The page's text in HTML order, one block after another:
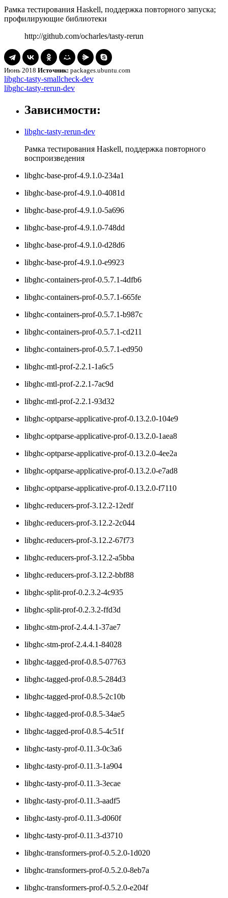
Рамка тестирования Haskell, поддержка повторного запуска;
профилирующие библиотеки
http://github.com/ocharles/tasty-rerun
Июнь 2018 Источник: packages.ubuntu.com
Навигация
по
записям
libghc-
tasty-
libghc-tasty-smallcheck-dev
libghc-
libghc-tasty-rerun-dev
Зависимости:
libghc-tasty-rerun-dev
Рамка тестирования Haskell, поддержка повторного
воспроизведения
libghc-base-prof-4.9.1.0-234a1
libghc-base-prof-4.9.1.0-4081d
libghc-base-prof-4.9.1.0-5a696
libghc-base-prof-4.9.1.0-748dd
libghc-base-prof-4.9.1.0-d28d6
libghc-base-prof-4.9.1.0-e9923
libghc-containers-prof-0.5.7.1-4dfb6
libghc-containers-prof-0.5.7.1-665fe
libghc-containers-prof-0.5.7.1-b987c
libghc-containers-prof-0.5.7.1-cd211
libghc-containers-prof-0.5.7.1-ed950
libghc-mtl-prof-2.2.1-1a6c5
libghc-mtl-prof-2.2.1-7ac9d
libghc-mtl-prof-2.2.1-93d32
libghc-optparse-applicative-prof-0.13.2.0-104e9
libghc-optparse-applicative-prof-0.13.2.0-1aea8
libghc-optparse-applicative-prof-0.13.2.0-4ee2a
libghc-optparse-applicative-prof-0.13.2.0-e7ad8
libghc-optparse-applicative-prof-0.13.2.0-f7110
libghc-reducers-prof-3.12.2-12edf
libghc-reducers-prof-3.12.2-2c044
libghc-reducers-prof-3.12.2-67f73
libghc-reducers-prof-3.12.2-a5bba
libghc-reducers-prof-3.12.2-bbf88
libghc-split-prof-0.2.3.2-4c935
libghc-split-prof-0.2.3.2-ffd3d
libghc-stm-prof-2.4.4.1-37ae7
libghc-stm-prof-2.4.4.1-84028
libghc-tagged-prof-0.8.5-07763
libghc-tagged-prof-0.8.5-284d3
libghc-tagged-prof-0.8.5-2c10b
libghc-tagged-prof-0.8.5-34ae5
libghc-tagged-prof-0.8.5-4c51f
libghc-tasty-prof-0.11.3-0c3a6
libghc-tasty-prof-0.11.3-1a904
libghc-tasty-prof-0.11.3-3ecae
libghc-tasty-prof-0.11.3-aadf5
libghc-tasty-prof-0.11.3-d060f
libghc-tasty-prof-0.11.3-d3710
libghc-transformers-prof-0.5.2.0-1d020
libghc-transformers-prof-0.5.2.0-8eb7a
libghc-transformers-prof-0.5.2.0-e204f